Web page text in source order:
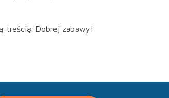
treścią. Dobrej zabawy!